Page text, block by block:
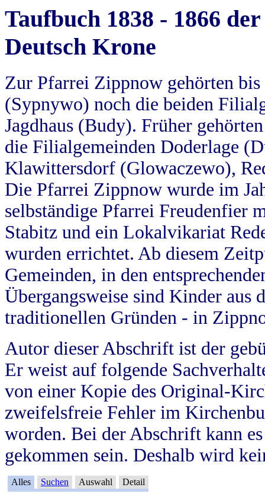
Taufbuch 1838 - 1866
Deutsch Krone
Zur Pfarrei Zippnow gehörten
(Sypnywo) noch die beiden
Jagdhaus (Budy). Früher
die Filialgemeinden Doderlage
Klawittersdorf (Glowaczewo),
Die Pfarrei Zippnow wurde im
selbständige Pfarrei Freudenfier
Stabitz und ein Lokalvikariat
wurden errichtet. Ab diesem
Gemeinden, in den
Übergangsweise sind Kinder aus
traditionellen Gründen - in
Autor dieser Abschrift ist der
Er weist auf folgende
von einer Kopie des Original-
zweifelsfreie Fehler im
worden. Bei der Abschrift kann
gekommen sein. Deshalb wird
Alles Suchen Auswahl Detail